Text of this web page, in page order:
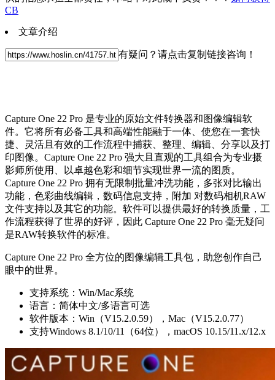
CB
文章介绍
有疑问？请点击复制链接咨询！
Capture One 22 Pro 是专业的原始文件转换器和图像编辑软
件。它将所有必备工具和高端性能融于一体、使您在一套快
捷、灵活且有效的工作流程中捕获、整理、编辑、分享以及打
印图像。Capture One 22 Pro 强大且直观的工具组合为专业摄
影师所使用、以卓越色彩和细节实现世界一流的图质。
Capture One 22 Pro 拥有无限制批量冲洗功能，多张对比输出
功能，色彩曲线编辑，数码信息支持，附加 对数码相机RAW
文件支持以及其它的功能。软件可以提供最好的转换质量，工
作流程获得了世界的好评，因此 Capture One 22 Pro 毫无疑问
是RAW转换软件的标准。
Capture One 22 Pro 全方位的图像编辑工具包，助您创作自己
眼中的世界。
支持系统：Win/Mac系统
语言：简体中文/多语言可选
软件版本：Win（V15.2.0.59），Mac（V15.2.0.77）
支持Windows 8.1/10/11（64位），macOS 10.15/11.x/12.x